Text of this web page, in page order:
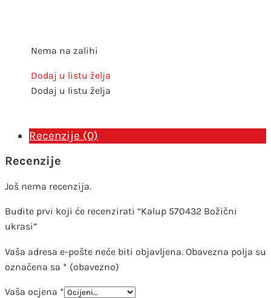
Nema na zalihi
Dodaj u listu želja
Dodaj u listu želja
Recenzije (0)
Recenzije
Još nema recenzija.
Budite prvi koji će recenzirati “Kalup 570432 Božični
ukrasi”
Vaša adresa e-pošte neće biti objavljena. Obavezna polja su
označena sa * (obavezno)
Vaša ocjena *